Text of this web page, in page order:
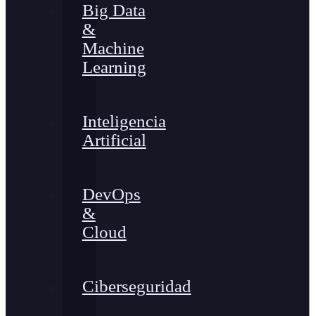
Big Data
&
Machine
Learning
Inteligencia
Artificial
DevOps
&
Cloud
Ciberseguridad